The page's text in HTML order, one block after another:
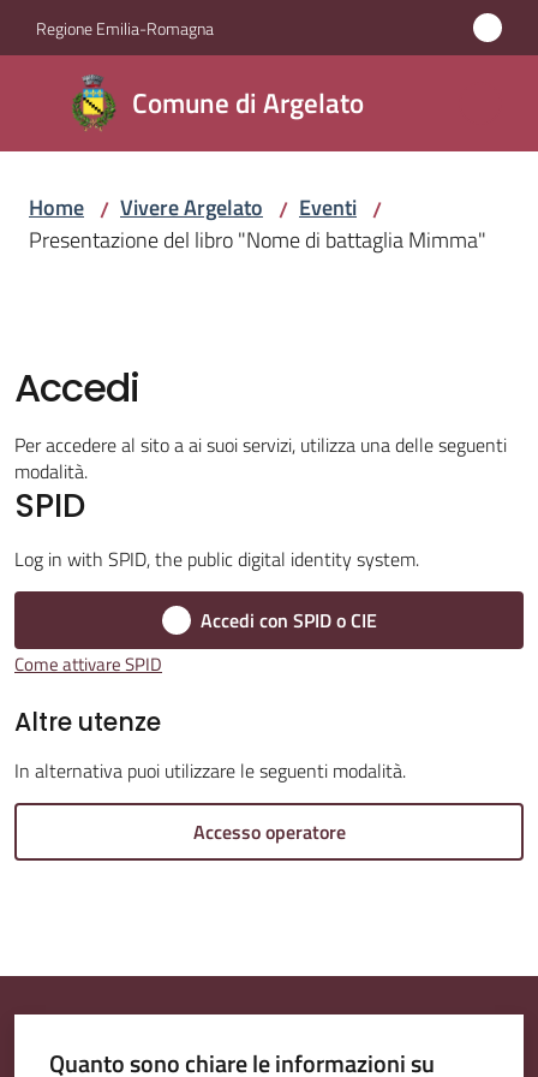
Vai al contenuto
Vai alla navigazione
Vai al footer
Regione Emilia-Romagna
Comune di Argelato
Comune
di
Argelato
Servizi
Vivere
Argelato
Amministrazione
Tutti
Home / Vivere Argelato / Eventi /
Presentazione del libro "Nome di battaglia Mimma"
Accedi
Per accedere al sito a ai suoi servizi, utilizza una delle seguenti
modalità.
SPID
Log in with SPID, the public digital identity system.
Accedi con SPID o CIE
Come attivare SPID
Altre utenze
In alternativa puoi utilizzare le seguenti modalità.
Accesso operatore
Quanto sono chiare le informazioni su